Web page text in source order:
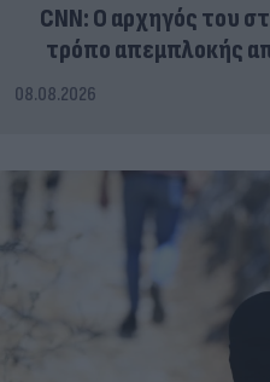
CNN: Ο αρχηγός του
τρόπο απεμπλοκής
08.08.2026